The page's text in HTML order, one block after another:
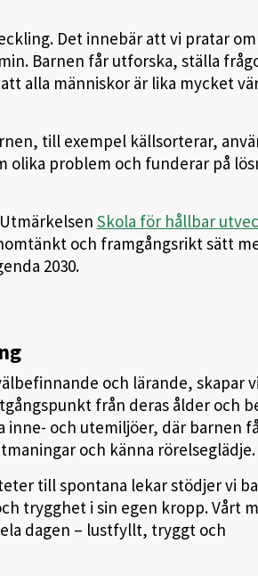
Det innebär att vi pratar
Barnen får utforska, ställa
alla människor är lika mycket
till exempel källsorterar,
problem och funderar på
Skola för hållbar
och framgångsrikt sätt
2030.
och lärande, skapar
från deras ålder och
inne- och utemiljöer, där barnen
och känna rörelseglädje.
till spontana lekar stödjer vi
trygghet i sin egen kropp. Vårt
dagen – lustfyllt, tryggt och